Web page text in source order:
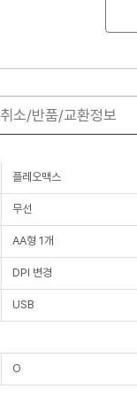
취소/반품/교환정보
플레오맥스
무선
AA형 1개
DPI 변경
USB
O